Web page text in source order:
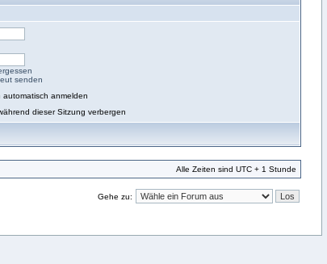
senden
automatisch anmelden
dieser Sitzung verbergen
Alle Zeiten sind UTC + 1 Stunde
Gehe zu: